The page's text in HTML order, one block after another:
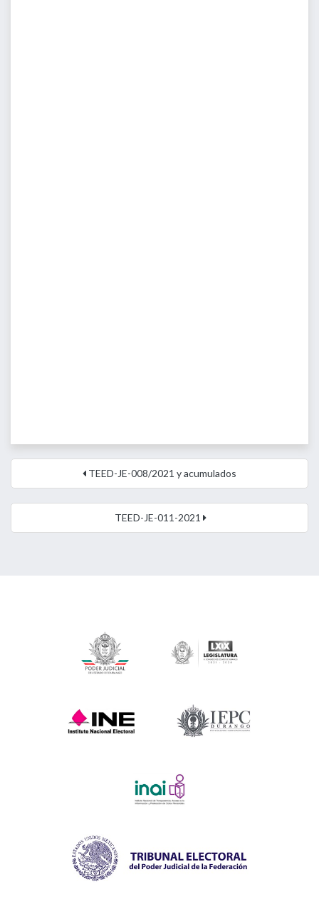
TEED-JE-008/2021 y acumulados
TEED-JE-011-2021